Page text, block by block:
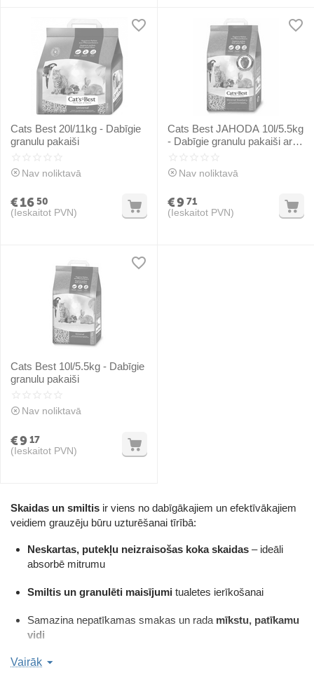
Skaidas un smiltis ir viens no dabīgākajiem un efektīvākajiem
veidiem grauzēju būru uzturēšanai tīrībā:
Neskartas, putekļu neizraisošas koka skaidas – ideāli
absorbē mitrumu
Smiltis un granulēti maisījumi tualetes ierīkošanai
Samazina nepatīkamas smakas un rada mīkstu, patīkamu
vidi
Drošas trušiem, jūrascūciņām, žurkām, šinšilām u.c.
Vairāk
Cats Best 20l/11kg - Dabīgie
granulu pakaiši
Nav noliktavā
€1650
(Ieskaitot PVN)
Cats Best JAHODA 10l/5.5kg
- Dabīgie granulu pakaiši ar
dzīvniekiem
Nav noliktavā
€971
(Ieskaitot PVN)
Cats Best 10l/5.5kg - Dabīgie
granulu pakaiši
Nav noliktavā
€917
(Ieskaitot PVN)